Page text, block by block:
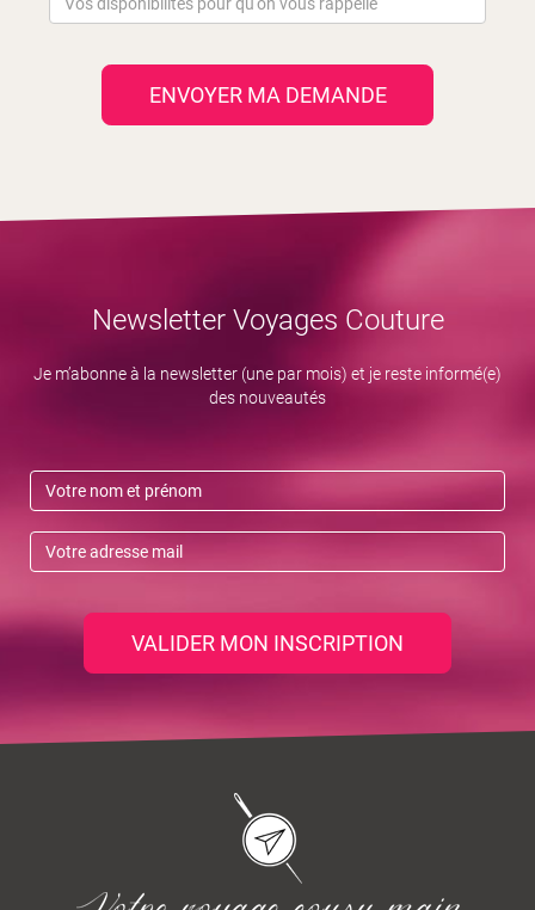
ENVOYER MA DEMANDE
Newsletter Voyages Couture
Je m’abonne à la newsletter (une par mois) et je reste informé(e)
des nouveautés
VALIDER MON INSCRIPTION